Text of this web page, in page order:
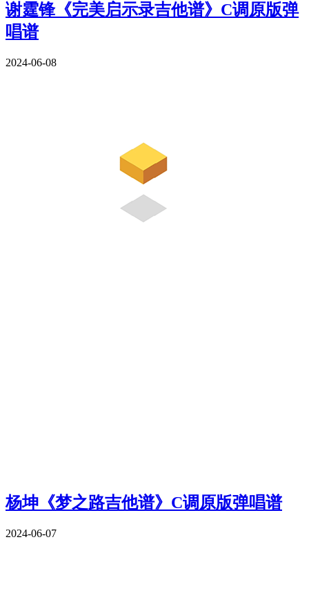
谢霆锋《完美启示录吉他谱》C调原版弹
唱谱
2024-06-08
杨坤《梦之路吉他谱》C调原版弹唱谱
2024-06-07